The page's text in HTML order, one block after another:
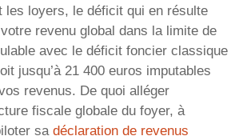
les loyers, le déficit qui en résulte
revenu global dans la limite de
avec le déficit foncier classique
jusqu’à 21 400 euros imputables
revenus. De quoi alléger
fiscale globale du foyer, à
sa déclaration de revenus